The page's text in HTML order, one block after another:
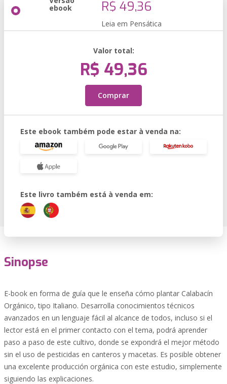
ebook R$ 49,36
Leia em Pensática
Valor total:
R$ 49,36
Comprar
Este ebook também pode estar à venda na:
Este livro também está à venda em:
Sinopse
E-book en forma de guía que le enseña cómo plantar Calabacín
Orgánico, tipo Italiano. Desarrolla conocimientos técnicos
avanzados en un lenguaje fácil al alcance de todos, incluso si el
lector está en el primer contacto con el tema, podrá aprender
paso a paso de este cultivo, donde se expondrá el mejor método
sin el uso de pesticidas en canteros y macetas. Es posible obtener
una excelente producción orgánica con este estudio, simplemente
siguiendo las explicaciones.